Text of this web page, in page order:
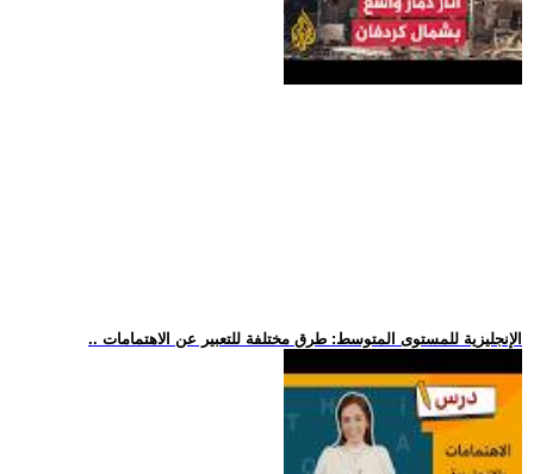
.. الإنجليزية للمستوى المتوسط: طرق مختلفة للتعبير عن الاهتمامات